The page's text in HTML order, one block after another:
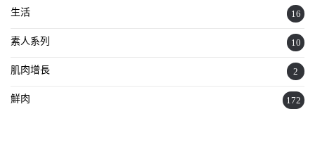
生活 16
素人系列 10
肌肉增長 2
鮮肉 172